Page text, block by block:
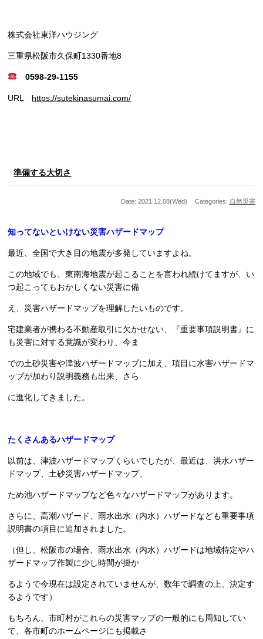
株式会社東洋ハウジング
三重県松阪市久保町1330番地8
0598-29-1155
URL https://sutekinasumai.com/
準備する大切さ
Date: 2021.12.08(Wed) Categories: 自然災害
知ってないといけない災害ハザードマップ
最近、全国で大き目の地震が多発していますよね。
この地域でも、東南海地震が起こることを言われ続けてますが、い
つ起こってもおかしくない災害に備
え、災害ハザードマップを理解したいものです。
宅建業者が携わる不動産取引に欠かせない、『重要事項説明書』に
も災害に対する意識が変わり、今ま
での土砂災害や津波ハザードマップに加え、項目に水害ハザードマ
ップが加わり説明義務も出来、さら
に進化してきました。
たくさんあるハザードマップ
以前は、津波ハザードマップくらいでしたが、最近は、洪水ハザー
ドマップ、土砂災害ハザードマップ、
ため池ハザードマップなど色々なハザードマップがあります。
さらに、高潮ハザード、雨水出水（内水）ハザードなども重要事項
説明書の項目に追加されました。
（但し、松阪市の場合、雨水出水（内水）ハザードは地域特定やハ
ザードマップ作製に少し時間が掛か
るようで今現在は設定されていませんが、数年で調査の上、決定す
るようです）
もちろん、市町村がこれらの災害マップの一般的にも周知してい
て、各市町のホームページにも掲載さ